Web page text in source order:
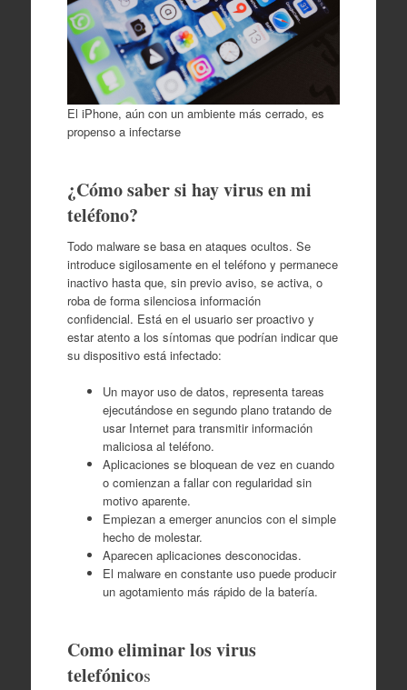
El iPhone, aún con un ambiente más cerrado, es
propenso a infectarse
¿Cómo saber si hay virus en mi
teléfono?
Todo malware se basa en ataques ocultos. Se
introduce sigilosamente en el teléfono y permanece
inactivo hasta que, sin previo aviso, se activa, o
roba de forma silenciosa información
confidencial. Está en el usuario ser proactivo y
estar atento a los síntomas que podrían indicar que
su dispositivo está infectado:
Un mayor uso de datos, representa tareas
ejecutándose en segundo plano tratando de
usar Internet para transmitir información
maliciosa al teléfono.
Aplicaciones se bloquean de vez en cuando
o comienzan a fallar con regularidad sin
motivo aparente.
Empiezan a emerger anuncios con el simple
hecho de molestar.
Aparecen aplicaciones desconocidas.
El malware en constante uso puede producir
un agotamiento más rápido de la batería.
Como eliminar los virus
telefónicos